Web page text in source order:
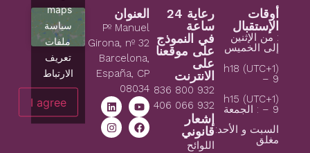
أوقات
الإستقبال
: من الإثنين
إلى الخميس
(1+UTC) h18
– 9
(1+UTC) h15
– 9 : الجمعة
السبت و الأحد:
مغلق
رعاية 24
ساعة
في النموذج
على موقعنا
على
الانترنت
932 800 836
932 066 406
إشعار
قانوني
اللوائح
العنوان
Pº Manuel
Girona, nº 32
Barcelona,
España, CP
08034
maps
سياسة
ملفات
تعريف
الارتباط
I agree